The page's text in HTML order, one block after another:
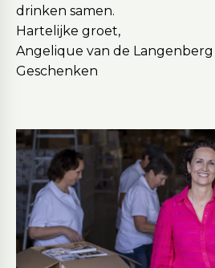
drinken samen.
Hartelijke groet,
Angelique van de Langenberg
Geschenken